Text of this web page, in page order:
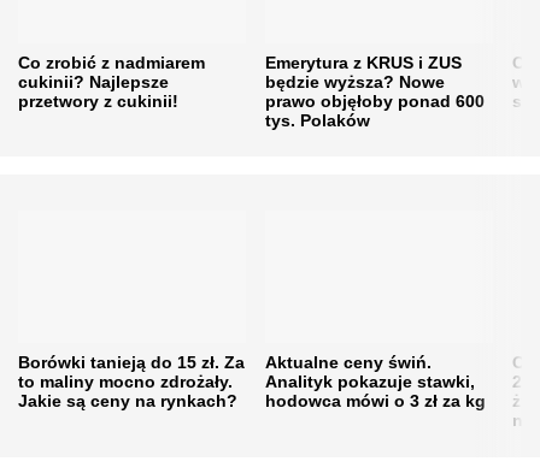
Co zrobić z nadmiarem
cukinii? Najlepsze
przetwory z cukinii!
Emerytura z KRUS i ZUS
będzie wyższa? Nowe
prawo objęłoby ponad 600
tys. Polaków
w
Borówki tanieją do 15 zł. Za
to maliny mocno zdrożały.
Jakie są ceny na rynkach?
Aktualne ceny świń.
Analityk pokazuje stawki,
hodowca mówi o 3 zł za kg